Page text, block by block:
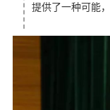
提供了一种可能